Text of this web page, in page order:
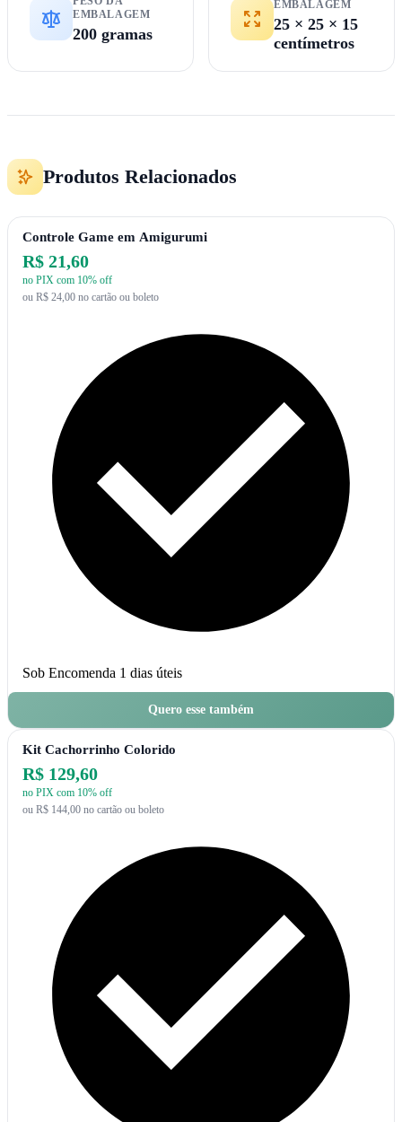
EMBALAGEM
200 gramas
EMBALAGEM
25 × 25 × 15
centímetros
Produtos Relacionados
Controle Game em Amigurumi
R$ 21,60
no PIX com 10% off
ou R$ 24,00 no cartão ou boleto
Sob Encomenda 1 dias úteis
Quero esse também
Kit Cachorrinho Colorido
R$ 129,60
no PIX com 10% off
ou R$ 144,00 no cartão ou boleto